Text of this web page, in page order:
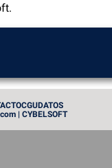
CGUDATOS
| CYBELSOFT